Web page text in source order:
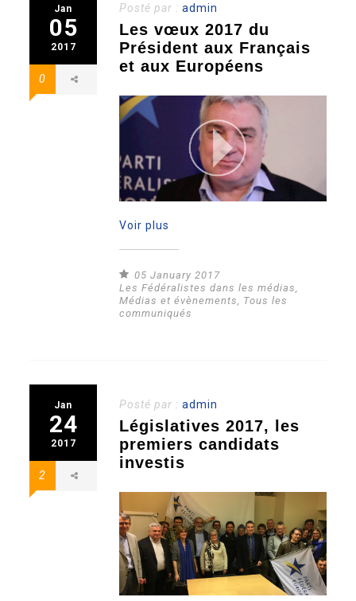
Jan
05
2017
0
Posté par :admin
Les vœux 2017 du
Président aux Français
et aux Européens
Voir plus
05 January 2017
Les Fédéralistes dans les médias,
Médias et évènements, Tous les
communiqués
Jan
24
2017
2
Posté par :admin
Législatives 2017, les
premiers candidats
investis